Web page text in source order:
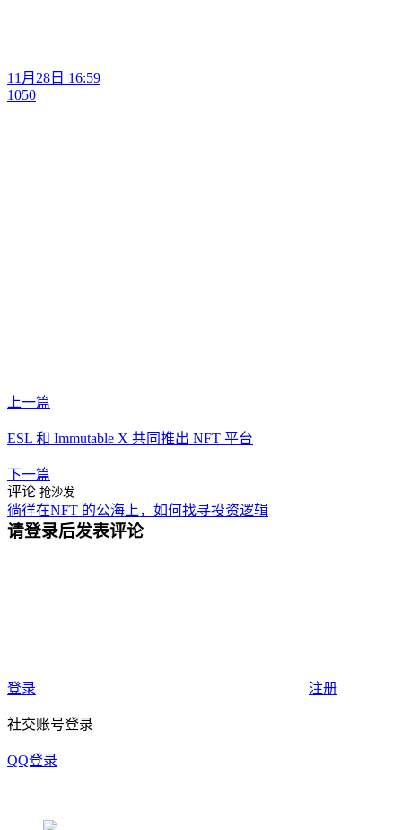
11月28日 16:59
1050
上一篇
ESL 和 Immutable X 共同推出 NFT 平台
下一篇
徜徉在NFT 的公海上，如何找寻投资逻辑
评论 抢沙发
请登录后发表评论
登录 注册
社交账号登录
QQ登录